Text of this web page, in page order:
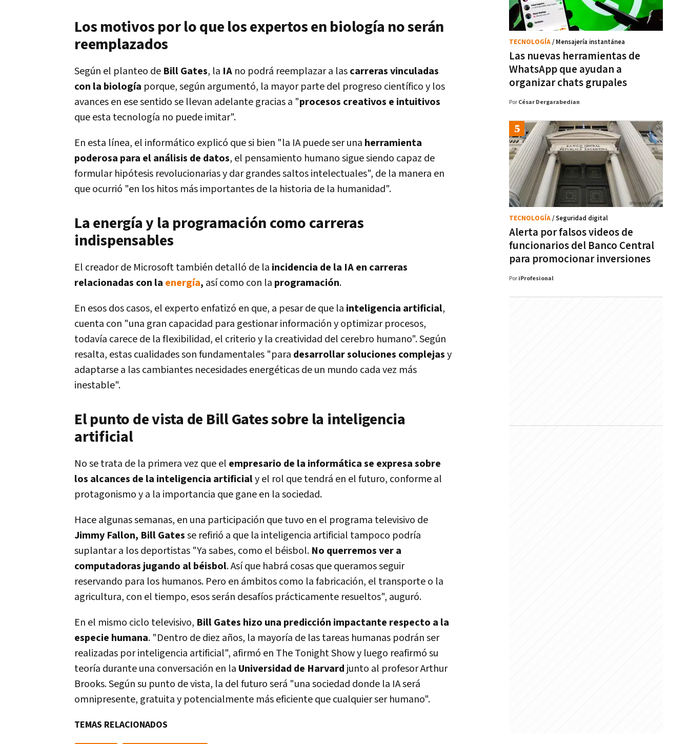
Los motivos por lo que los expertos en biología no serán
reemplazados
Según el planteo de Bill Gates, la IA no podrá reemplazar a lascarreras vinculadas
con la biología porque, según argumentó, la mayor parte del progreso científico y los
avances en ese sentido se llevan adelante gracias a "procesos creativos e intuitivos
que esta tecnología no puede imitar".
En esta línea, el informático explicó que si bien "la IA puede ser una herramienta
poderosa para el análisis de datos, el pensamiento humano sigue siendo capaz de
formular hipótesis revolucionarias y dar grandes saltos intelectuales", de la manera en
que ocurrió "en los hitos más importantes de la historia de la humanidad".
La energía y la programación como carreras
indispensables
El creador de Microsoft también detalló de la incidencia de la IA en carreras
relacionadas con la energía, así como con la programación.
En esos dos casos, el experto enfatizó en que, a pesar de que la inteligencia artificial,
cuenta con "una gran capacidad para gestionar información y optimizar procesos,
todavía carece de la flexibilidad, el criterio y la creatividad del cerebro humano". Según
resalta, estas cualidades son fundamentales "para desarrollar soluciones complejasy
adaptarse a las cambiantes necesidades energéticas de un mundo cada vez más
inestable".
El punto de vista de Bill Gates sobre la inteligencia
artificial
No se trata de la primera vez que el empresario de la informática se expresa sobre
los alcances de la inteligencia artificialy el rol que tendrá en el futuro, conforme al
protagonismo y a la importancia que gane en la sociedad.
Hace algunas semanas, en una participación que tuvo en el programa televisivo de
Jimmy Fallon, Bill Gatesse refirió a que la inteligencia artificial tampoco podría
suplantar a los deportistas "Ya sabes, como el béisbol. No querremos ver a
computadoras jugando al béisbol. Así que habrá cosas que queramos seguir
reservando para los humanos. Pero en ámbitos como la fabricación, el transporte o la
agricultura, con el tiempo, esos serán desafíos prácticamente resueltos", auguró.
En el mismo ciclo televisivo, Bill Gates hizo una predicción impactante respecto a la
especie humana. "Dentro de diez años, la mayoría de las tareas humanas podrán ser
realizadas por inteligencia artificial", afirmó en The Tonight Show y luego reafirmó su
teoría durante una conversación en la Universidad de Harvard junto al profesor Arthur
Brooks. Según su punto de vista, la del futuro será "una sociedad donde la IA será
omnipresente, gratuita y potencialmente más eficiente que cualquier ser humano".
TEMAS RELACIONADOS
Las nuevas herramientas de
WhatsApp que ayudan a
organizar chats grupales
TECNOLOGÍA/ Mensajería instantánea
Por César Dergarabedian
Alerta por falsos videos de
funcionarios del Banco Central
para promocionar inversiones
TECNOLOGÍA/ Seguridad digital
Por iProfesional